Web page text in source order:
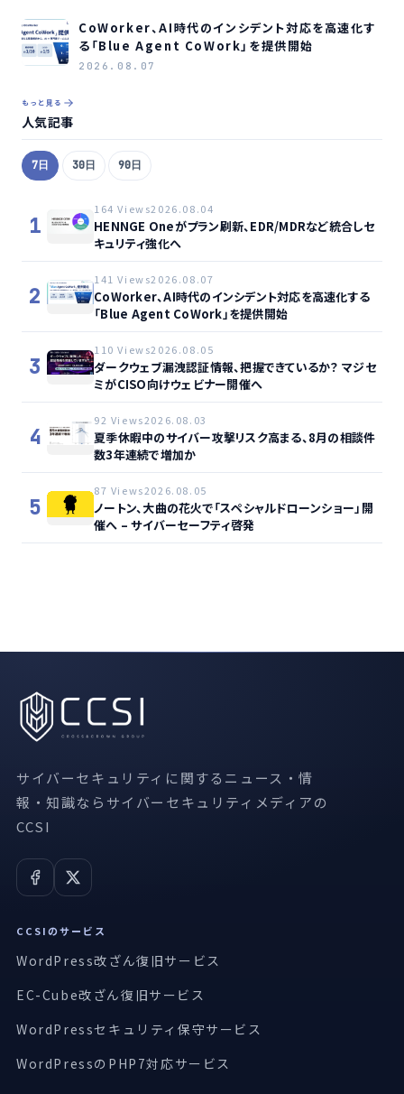
CoWorker、AI時代のインシデント対応を高速化す
る「Blue Agent CoWork」を提供開始
2026.08.07
もっと見る
人気記事
7日 30日 90日
1
164 Views2026.08.04
HENNGE Oneがプラン刷新、EDR/MDRなど統合しセ
キュリティ強化へ
2
141 Views2026.08.07
CoWorker、AI時代のインシデント対応を高速化する
「Blue Agent CoWork」を提供開始
3
110 Views2026.08.05
ダークウェブ漏洩認証情報、把握できているか？ マジセ
ミがCISO向けウェビナー開催へ
4
92 Views2026.08.03
夏季休暇中のサイバー攻撃リスク高まる、8月の相談件
数3年連続で増加か
5
87 Views2026.08.05
ノートン、大曲の花火で「スペシャルドローンショー」開
催へ – サイバーセーフティ啓発
サイバーセキュリティに関するニュース・情
報・知識ならサイバーセキュリティメディアの
CCSI
CCSIのサービス
WordPress改ざん復旧サービス
EC-Cube改ざん復旧サービス
WordPressセキュリティ保守サービス
WordPressのPHP7対応サービス